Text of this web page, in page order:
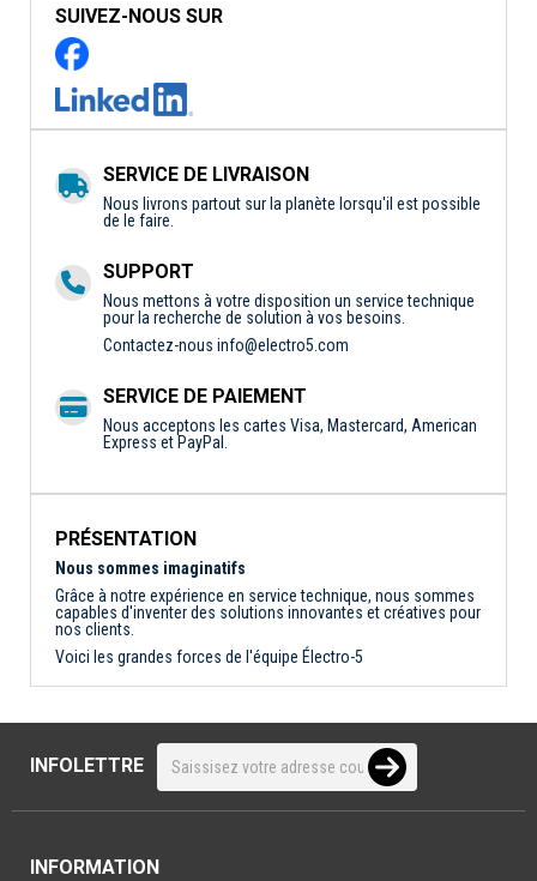
SUIVEZ-NOUS SUR
SERVICE DE LIVRAISON
Nous livrons partout sur la planète lorsqu'il est possible
de le faire.
SUPPORT
Nous mettons à votre disposition un service technique
pour la recherche de solution à vos besoins.
Contactez-nous info@electro5.com
SERVICE DE PAIEMENT
Nous acceptons les cartes Visa, Mastercard, American
Express et PayPal.
PRÉSENTATION
Nous sommes imaginatifs
Grâce à notre expérience en service technique, nous sommes
capables d'inventer des solutions innovantes et créatives pour
nos clients.
Voici les grandes forces de l'équipe Électro-5
INFOLETTRE
INFORMATION